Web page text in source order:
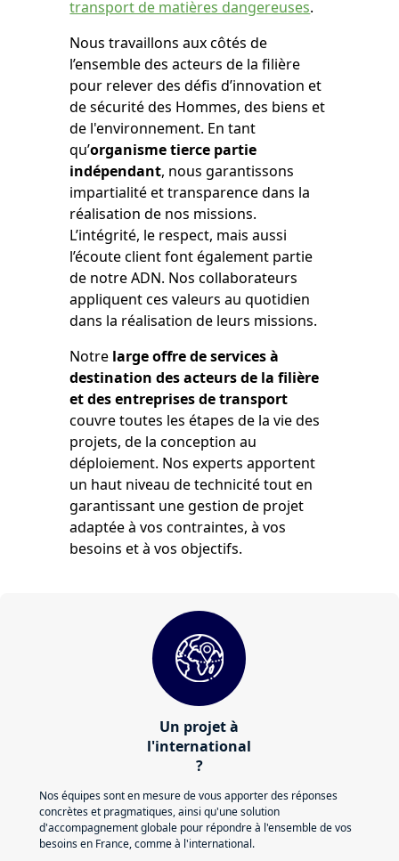
transport de matières dangereuses.
Nous travaillons aux côtés de
l’ensemble des acteurs de la filière
pour relever des défis d’innovation et
de sécurité des Hommes, des biens et
de l'environnement. En tant
qu’organisme tierce partie
indépendant, nous garantissons
impartialité et transparence dans la
réalisation de nos missions.
L’intégrité, le respect, mais aussi
l’écoute client font également partie
de notre ADN. Nos collaborateurs
appliquent ces valeurs au quotidien
dans la réalisation de leurs missions.
Notre large offre de services à
destination des acteurs de la filière
et des entreprises de transport
couvre toutes les étapes de la vie des
projets, de la conception au
déploiement. Nos experts apportent
un haut niveau de technicité tout en
garantissant une gestion de projet
adaptée à vos contraintes, à vos
besoins et à vos objectifs.
Un projet à
l'international
?
Nos équipes sont en mesure de vous apporter des réponses
concrètes et pragmatiques, ainsi qu'une solution
d'accompagnement globale pour répondre à l'ensemble de vos
besoins en France, comme à l'international.